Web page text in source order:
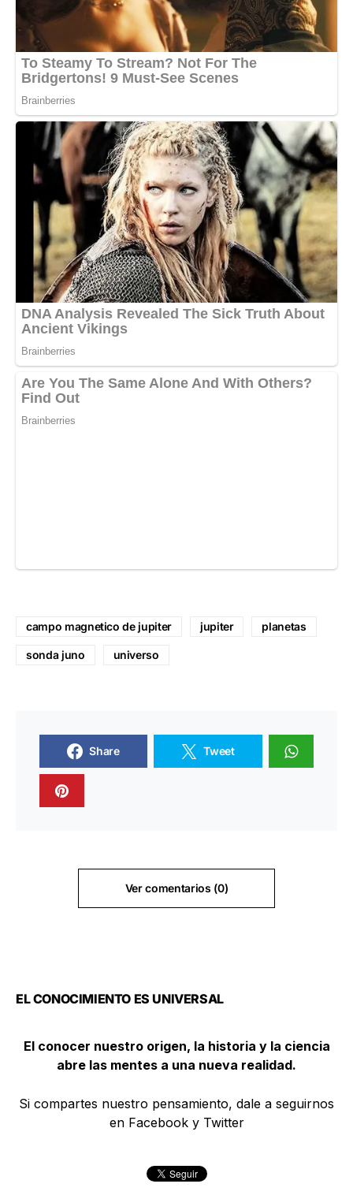
campo magnetico de jupiter jupiter planetas
sonda juno universo
Share Tweet
Ver comentarios (0)
EL CONOCIMIENTO ES UNIVERSAL
El conocer nuestro origen, la historia y la ciencia
abre las mentes a una nueva realidad.
Si compartes nuestro pensamiento, dale a seguirnos
en Facebook y Twitter